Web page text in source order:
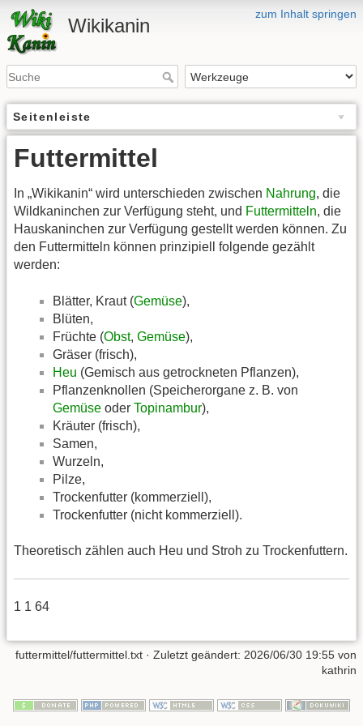
zum Inhalt springen
Wikikanin
Seitenleiste
Futtermittel
In „Wikikanin“ wird unterschieden zwischen Nahrung, die
Wildkaninchen zur Verfügung steht, und Futtermitteln, die
Hauskaninchen zur Verfügung gestellt werden können. Zu
den Futtermitteln können prinzipiell folgende gezählt
werden:
Blätter, Kraut (Gemüse),
Blüten,
Früchte (Obst, Gemüse),
Gräser (frisch),
Heu (Gemisch aus getrockneten Pflanzen),
Pflanzenknollen (Speicherorgane z. B. von
Gemüse oder Topinambur),
Kräuter (frisch),
Samen,
Wurzeln,
Pilze,
Trockenfutter (kommerziell),
Trockenfutter (nicht kommerziell).
Theoretisch zählen auch Heu und Stroh zu Trockenfuttern.
1 1 64
futtermittel/futtermittel.txt · Zuletzt geändert: 2026/06/30 19:55 von
kathrin